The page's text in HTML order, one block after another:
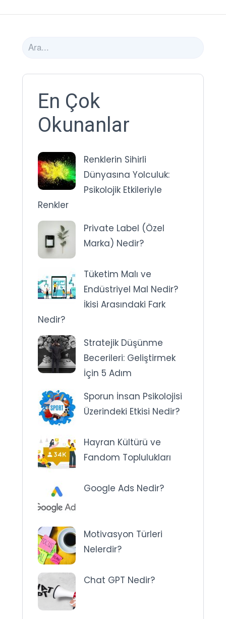
En Çok
Okunanlar
Renklerin Sihirli
Dünyasına Yolculuk:
Psikolojik Etkileriyle
Renkler
Private Label (Özel
Marka) Nedir?
Tüketim Malı ve
Endüstriyel Mal Nedir?
İkisi Arasındaki Fark
Nedir?
Stratejik Düşünme
Becerileri: Geliştirmek
İçin 5 Adım
Sporun İnsan Psikolojisi
Üzerindeki Etkisi Nedir?
Hayran Kültürü ve
Fandom Toplulukları
Google Ads Nedir?
Motivasyon Türleri
Nelerdir?
Chat GPT Nedir?